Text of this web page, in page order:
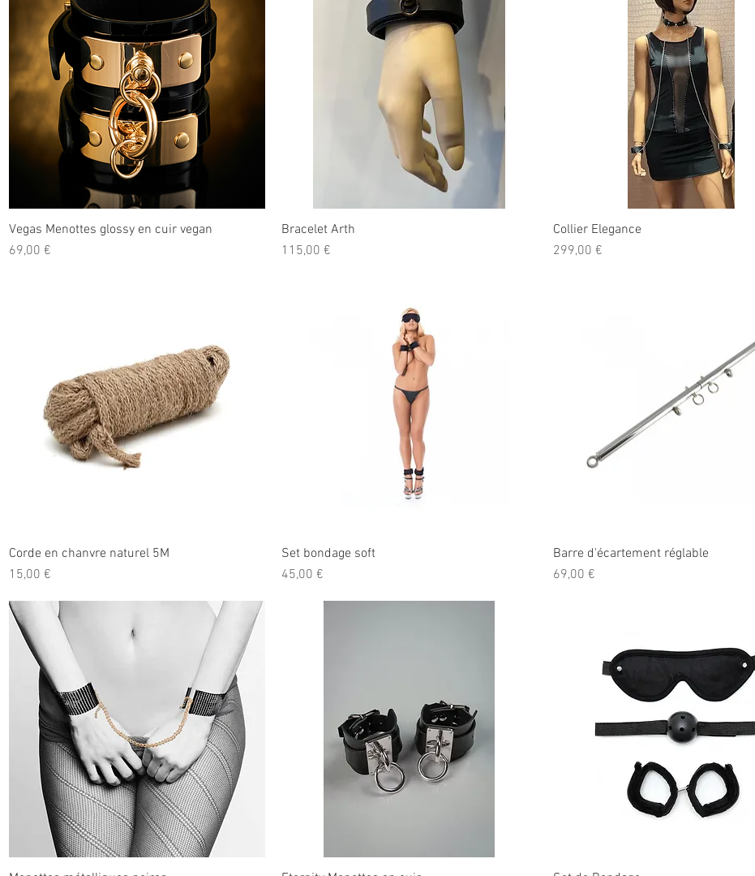
Vegas Menottes glossy en cuir vegan
Prix
69,00 €
Bracelet Arth
Prix
115,00 €
Collier Elegance
Prix
299,00 €
Corde en chanvre naturel 5M
Prix
15,00 €
Set bondage soft
Prix
45,00 €
Barre d'écartement réglable
Prix
69,00 €